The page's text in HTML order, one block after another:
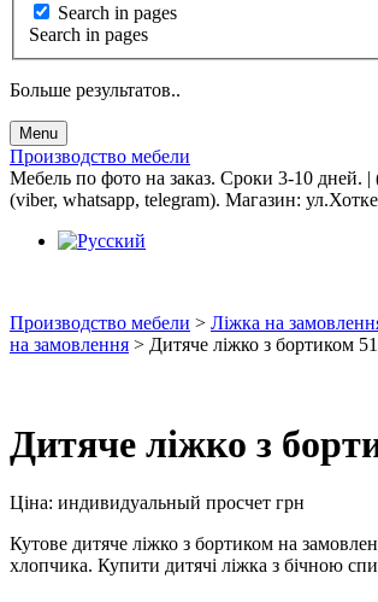
Search in pages
Search in pages
Больше результатов..
Menu
Производство мебели
Мебель по фото на заказ. Сроки 3-10 дней. |
(viber, whatsapp, telegram). Магазин:
Производство мебели > Ліжка на
на замовлення > Дитяче ліжко з бортиком
Дитяче ліжко з
Ціна: индивидуальный просчет грн
Кутове дитяче ліжко з бортиком на
хлопчика. Купити дитячі ліжка з бічною